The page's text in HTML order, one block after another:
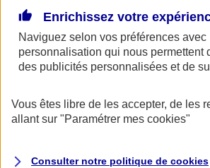
AXA Assurance
Enrichissez votre
Naviguez selon vos préférences avec
personnalisation qui nous permettent
des publicités personnalisées et de
Vous êtes libre de les accepter, de les
allant sur "Paramétrer mes cookies"
Consulter notre politique de cookies